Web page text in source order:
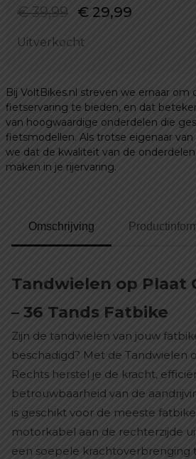
€39,99 Oorspronkelijke
€ 29,99
Uitverkocht
Bij VoltBikes.nl streven we ernaar om
fietservaring te bieden, en dat
van hoogwaardige onderdelen die
fietsmodellen. Als trotse eigenaar
we dat de kwaliteit van de
maken in je rijervaring.
Omschrijving
Tandwielen op Plaat
– 36 Tands Fatbike
Zijn de tandwielen van jouw
beschadigd? Met de Tandwielen
Rechts herstel je de kracht,
betrouwbaarheid van de
is geschikt voor de meeste
motorkabel aan de rechterzijde
een soepele krachtoverbrenging